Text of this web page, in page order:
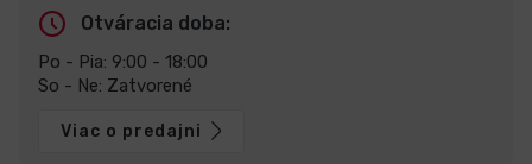
Otváracia doba:
Po - Pia: 9:00 - 18:00
So - Ne: Zatvorené
Viac o predajni